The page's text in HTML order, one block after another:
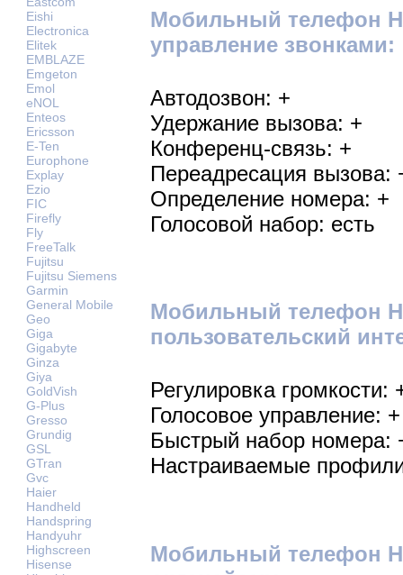
Eishi
Electronica
Elitek
EMBLAZE
Emgeton
Emol
eNOL
Enteos
Ericsson
E-Ten
Europhone
Explay
Ezio
FIC
Firefly
Fly
FreeTalk
Fujitsu
Fujitsu Siemens
Garmin
General Mobile
Geo
Giga
Gigabyte
Ginza
Giya
GoldVish
G-Plus
Gresso
Grundig
GSL
GTran
Gvc
Haier
Handheld
Handspring
Handyuhr
Highscreen
Hisense
Мобильный телефон
управление звонками:
Автодозвон: +
Удержание вызова: +
Конференц-связь: +
Переадресация вызова:
Определение номера: +
Голосовой набор: есть
Мобильный телефон
пользовательский
Регулировка громкости:
Голосовое управление: +
Быстрый набор номера:
Настраиваемые
Мобильный телефон